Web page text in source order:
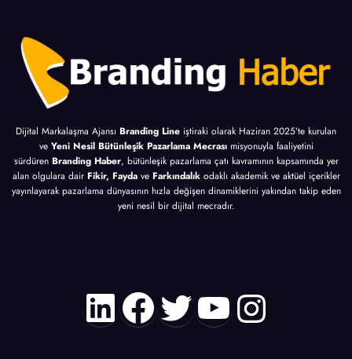
Dijital Markalaşma Ajansı Branding Line iştiraki olarak Haziran 2025’te kurulan
ve Yeni Nesil Bütünleşik Pazarlama Mecrası misyonuyla faaliyetini
sürdüren Branding Haber, bütünleşik pazarlama çatı kavramının kapsamında yer
alan olgulara dair Fikir, Fayda ve Farkındalık odaklı akademik ve aktüel içerikler
yayınlayarak pazarlama dünyasının hızla değişen dinamiklerini yakından takip eden
yeni nesil bir dijital mecradır.
LinkedIn
Facebook
Twitter
YouTube